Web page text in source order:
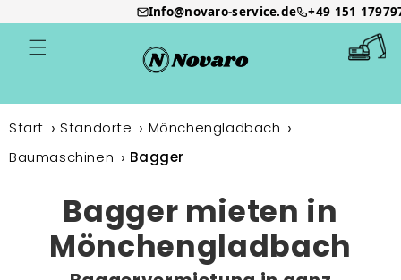
Direkt
zum
Inhalt
Info@novaro-service.de +49 151
Start Standorte
Mönchengladbach
Baumaschinen
Bagger
Bagger mieten in
Mönchengladbach